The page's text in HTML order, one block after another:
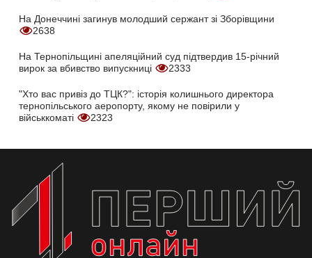
На Донеччині загинув молодший сержант зі Зборівщини
2638
На Тернопільщині апеляційний суд підтвердив 15-річний
вирок за вбивство випускниці
2333
"Хто вас привіз до ТЦК?": історія колишнього директора
тернопільського аеропорту, якому не повірили у
військкоматі
2323